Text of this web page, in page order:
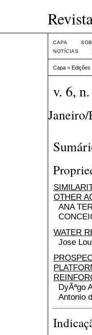
CAPA
NOTÍCIAS
Capa > Edições
v. 6,
OTHER
ANA
WATER
Jose
DyÃªgo
Antonio